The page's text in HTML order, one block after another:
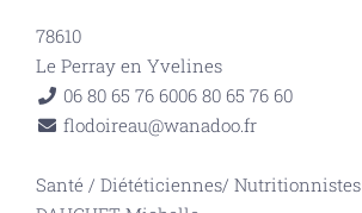
78610
Le Perray en Yvelines
06 80 65 76 6006 80 65 76 60
flodoireau@wanadoo.fr
Santé / Diététiciennes/ Nutritionnistes